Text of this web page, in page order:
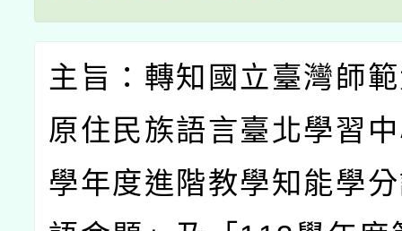
主旨：轉知國立臺灣師
原住民族語言臺北學習
學年度進階教學知能學